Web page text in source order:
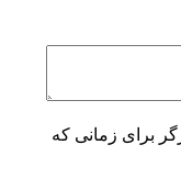
برای زمانی که